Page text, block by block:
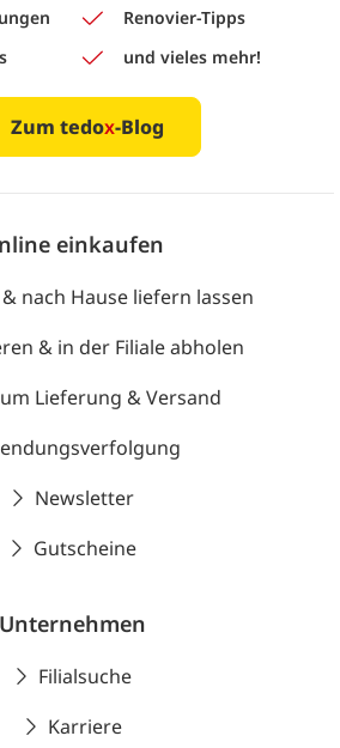
Renovier-Tipps
und vieles mehr!
Zum tedox-Blog
einkaufen
nach Hause liefern lassen
& in der Filiale abholen
Lieferung & Versand
Newsletter
Gutscheine
Unternehmen
Filialsuche
Karriere